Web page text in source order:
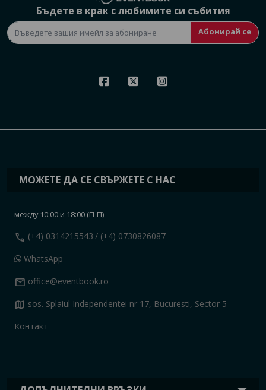
Бъдете в крак с любимите си събития
Абонирай се
МОЖЕТЕ ДА СЕ СВЪРЖЕТЕ С НАС
между 10:00 и 18:00 (П-П)
call (+4) 0314215543 / (+4) 0730826087
WhatsApp
mail office@eventbook.ro
map sos. Splaiul Independentei nr 17, Bucuresti, Sector 5
Контакт